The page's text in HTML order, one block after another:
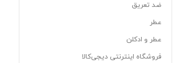
ضد تعریق
عطر
عطر و ادکلن
فروشگاه اینترنتی دیجی‌کالا